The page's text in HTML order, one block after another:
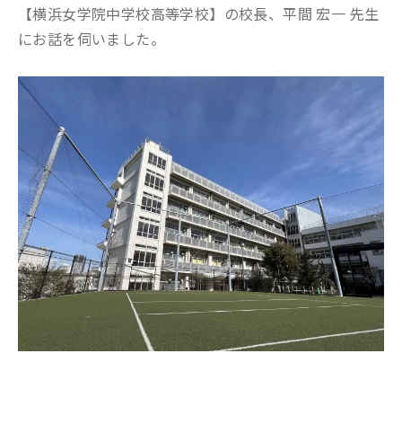
【横浜女学院中学校高等学校】の校長、平間 宏一 先生
にお話を伺いました。